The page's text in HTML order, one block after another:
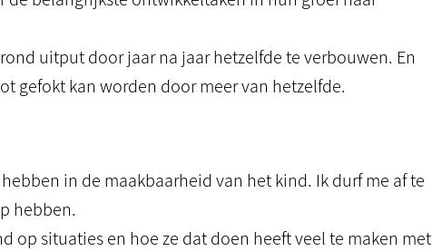
uitput door jaar na jaar hetzelfde te verbouwen. En
gefokt kan worden door meer van hetzelfde.
in de maakbaarheid van het kind. Ik durf me af te
hebben.
op situaties en hoe ze dat doen heeft veel te maken met